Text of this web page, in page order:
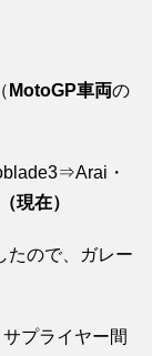
MotoGP車両の
・
現在）
たので、ガレー
プライヤー間